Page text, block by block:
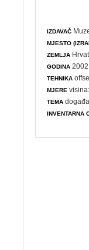
IZDAVAČ
MJESTO
ZEMLJA
GODINA 2002.
TEHNIKA
MJERE
TEMA
INVENTARNA